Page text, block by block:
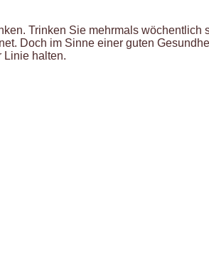
Trinken Sie mehrmals wöchentlich
Doch im Sinne einer guten
Linie halten.